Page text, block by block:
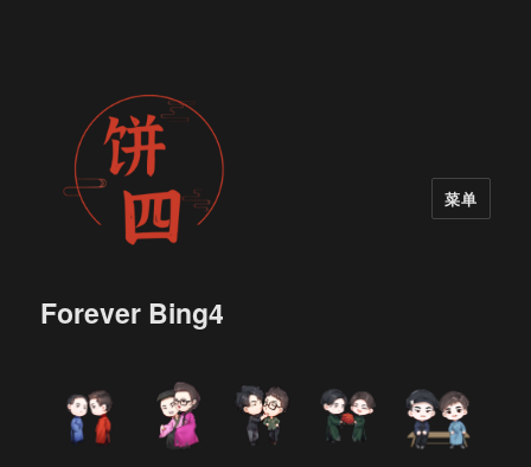
Forever Bing4
菜单